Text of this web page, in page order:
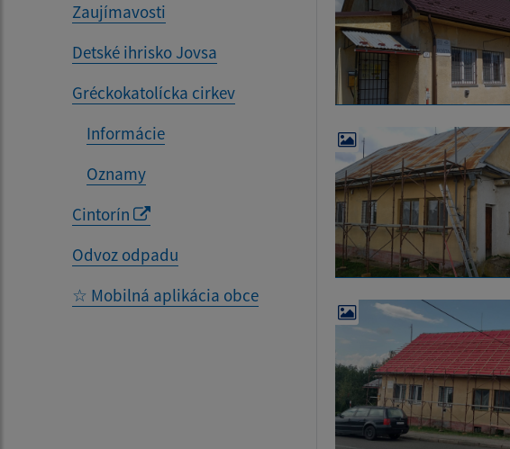
Zaujímavosti
Detské ihrisko Jovsa
Gréckokatolícka cirkev
Informácie
Oznamy
Cintorín
Odvoz odpadu
☆ Mobilná aplikácia obce